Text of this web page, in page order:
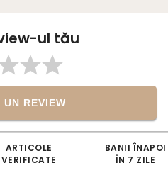
ul tău
UN REVIEW
ARTICOLE
VERIFICATE
BANII ÎNAPOI
ÎN 7 ZILE